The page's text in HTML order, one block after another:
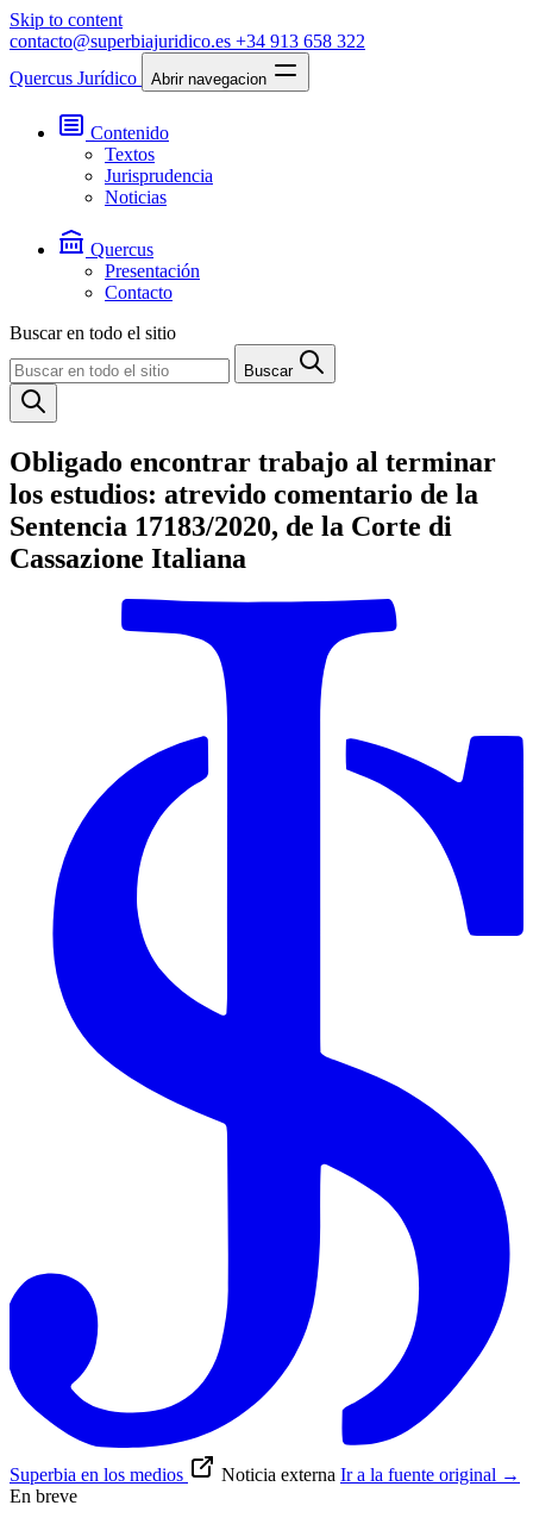
Skip to content
contacto@superbiajuridico.es +34 913 658 322
Quercus Jurídico
Abrir navegacion
Contenido
Textos
Jurisprudencia
Noticias
Quercus
Presentación
Contacto
Buscar en todo el sitio
Buscar
Obligado encontrar trabajo al terminar
los estudios: atrevido comentario de la
Sentencia 17183/2020, de la Corte di
Cassazione Italiana
Superbia en los medios Noticia externa Ir a la fuente original →
En breve